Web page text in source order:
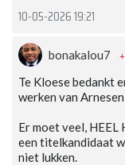
10-05-2026 19:21
bonakalou7
Te Kloese bedankt
werken van
Er moet veel,
een titelkandidaat
niet lukken.